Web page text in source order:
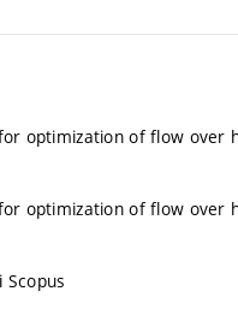
optimization of flow over
optimization of flow over